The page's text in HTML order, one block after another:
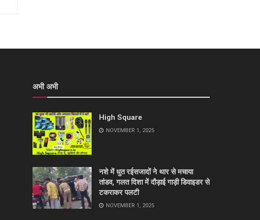
अभी अभी
High Square
NOVEMBER 1, 2025
नशे में धुत रईसजादों ने थार से मचाया
तांडव, गलत दिशा में दौड़ाई गाड़ी डिवाइडर से
टकराकर पलटी
NOVEMBER 1, 2025